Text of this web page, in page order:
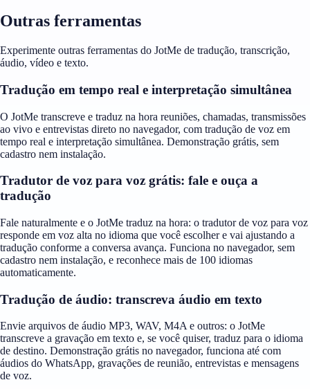
Outras ferramentas
Experimente outras ferramentas do JotMe de tradução, transcrição,
áudio, vídeo e texto.
Tradução em tempo real e interpretação simultânea
O JotMe transcreve e traduz na hora reuniões, chamadas, transmissões
ao vivo e entrevistas direto no navegador, com tradução de voz em
tempo real e interpretação simultânea. Demonstração grátis, sem
cadastro nem instalação.
Tradutor de voz para voz grátis: fale e ouça a
tradução
Fale naturalmente e o JotMe traduz na hora: o tradutor de voz para voz
responde em voz alta no idioma que você escolher e vai ajustando a
tradução conforme a conversa avança. Funciona no navegador, sem
cadastro nem instalação, e reconhece mais de 100 idiomas
automaticamente.
Tradução de áudio: transcreva áudio em texto
Envie arquivos de áudio MP3, WAV, M4A e outros: o JotMe
transcreve a gravação em texto e, se você quiser, traduz para o idioma
de destino. Demonstração grátis no navegador, funciona até com
áudios do WhatsApp, gravações de reunião, entrevistas e mensagens
de voz.